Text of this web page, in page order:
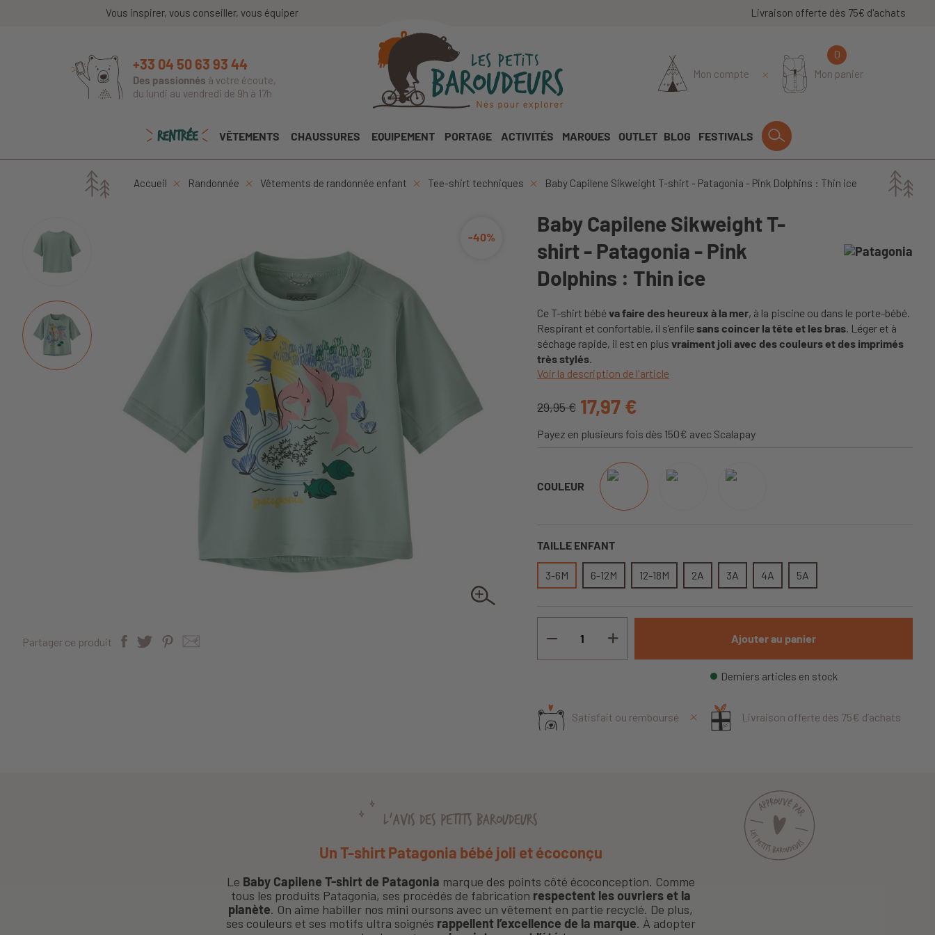
Vous inspirer, vous conseiller, vous équiper Livraison offerte dès 75€ d'achats
+33 04 50 63 93 44
Des passionnés à votre écoute,
du lundi au vendredi de 9h à 17h
Mon compte Mon panier
0
RENTRÉE VÊTEMENTS CHAUSSURES EQUIPEMENT PORTAGE ACTIVITÉS MARQUES OUTLET BLOG FESTIVALS
Accueil Randonnée Vêtements de randonnée enfant Tee-shirt techniques Baby Capilene Sikweight T-shirt - Patagonia - Pink Dolphins : Thin ice
-40%
Partager ce produit
Baby Capilene Sikweight T-
shirt - Patagonia - Pink
Dolphins : Thin ice
Ce T-shirt bébéva faire des heureux à la mer, à la piscine ou dans le porte-bébé.
Respirant et confortable, il s’enfilesans coincer la tête et les bras. Léger et à
séchage rapide, il est en plus vraiment joli avec des couleurs et des imprimés
très stylés.
Voir la description de l'article
29,95 € 17,97 €
Payez en plusieurs fois dès 150€ avec Scalapay
COULEUR
TAILLE ENFANT
3-6M 6-12M 12-18M 2A 3A 4A 5A
Ajouter au panier
Derniers articles en stock
Satisfait ou remboursé Livraison offerte dès 75€ d’achats
L'AVIS DES PETITS BAROUDEURS
Un T-shirt Patagonia bébé joli et écoconçu
Le Baby Capilene T-shirt de Patagonia marque des points côté écoconception. Comme
tous les produits Patagonia, ses procédés de fabrication respectent les ouvriers et la
planète. On aime habiller nos mini oursons avec un vêtement en partie recyclé. De plus,
ses couleurs et ses motifs ultra soignés rappellent l’excellence de la marque. À adopter